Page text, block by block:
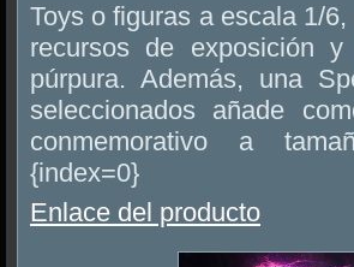
Toys o figuras a escala 1/
recursos de exposición
púrpura. Además, una
seleccionados añade
conmemorativo a
{index=0}
Enlace del producto